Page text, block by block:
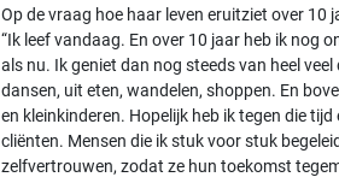
Op de vraag hoe haar leven eruitziet over 10
“Ik leef vandaag. En over 10 jaar heb ik nog
als nu. Ik geniet dan nog steeds van heel
dansen, uit eten, wandelen, shoppen. En
en kleinkinderen. Hopelijk heb ik tegen die tijd
cliënten. Mensen die ik stuk voor stuk
zelfvertrouwen, zodat ze hun toekomst